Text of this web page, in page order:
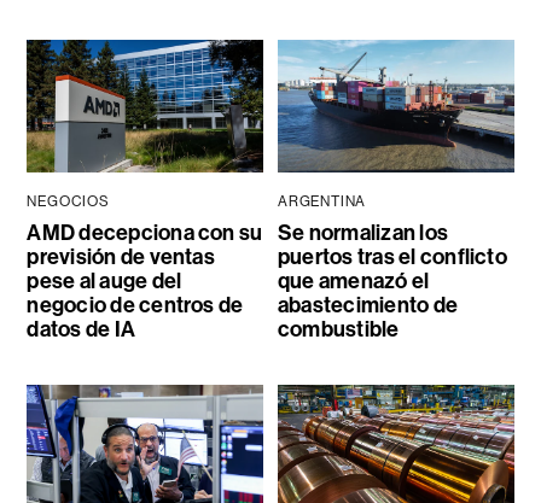
NEGOCIOS
AMD decepciona con su
previsión de ventas
pese al auge del
negocio de centros de
datos de IA
ARGENTINA
Se normalizan los
puertos tras el conflicto
que amenazó el
abastecimiento de
combustible